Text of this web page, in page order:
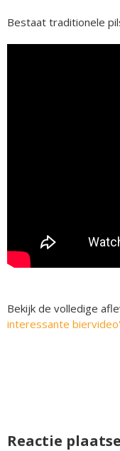
Bestaat traditionele
Bekijk de volledige
interessante
Reactie